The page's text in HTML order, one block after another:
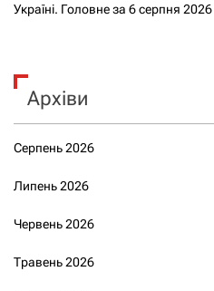
Україні. Головне за 6 серпня 2026
Архіви
Серпень 2026
Липень 2026
Червень 2026
Травень 2026